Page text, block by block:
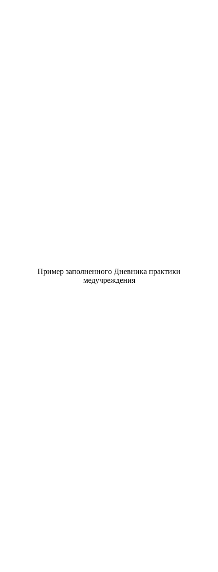
Пример заполненного Дневника практики
медучреждения